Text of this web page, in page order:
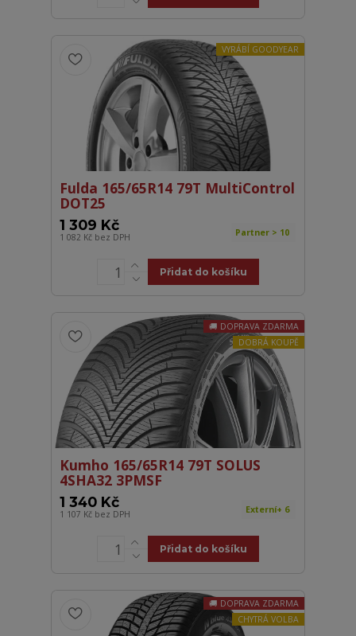
VYRÁBÍ GOODYEAR
Fulda 165/65R14 79T MultiControl
DOT25
1 309 Kč
1 082 Kč bez DPH Partner > 10
Přidat do košíku
DOPRAVA ZDARMA
DOBRÁ KOUPĚ
Kumho 165/65R14 79T SOLUS
4SHA32 3PMSF
1 340 Kč
1 107 Kč bez DPH Externí+ 6
Přidat do košíku
DOPRAVA ZDARMA
CHYTRÁ VOLBA